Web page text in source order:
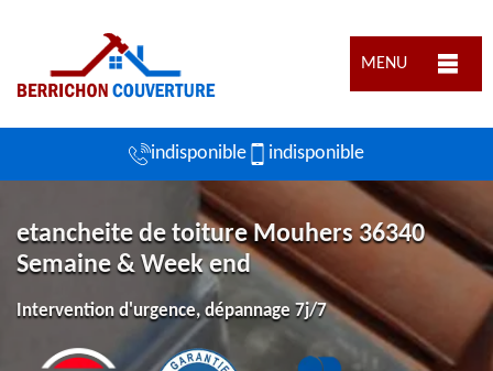
MENU
indisponible indisponible
etancheite de toiture Mouhers 36340
Semaine & Week end
Intervention d'urgence, dépannage 7j/7